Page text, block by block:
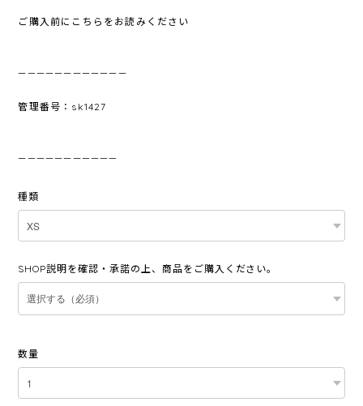
ご購入前にこちらをお読みください
————————————
管理番号：sk1427
———————————
種類
SHOP説明を確認・承諾の上、商品をご購入ください。
数量